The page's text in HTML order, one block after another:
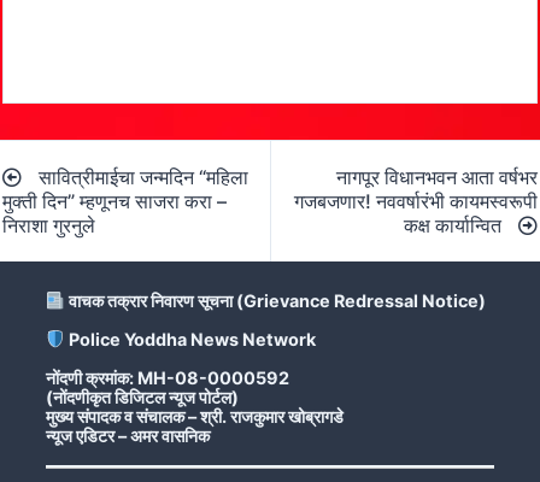
navigation
सावित्रीमाईचा जन्मदिन “महिला
मुक्ती दिन” म्हणूनच साजरा करा –
निराशा गुरनुले
नागपूर विधानभवन आता वर्षभर
गजबजणार! नववर्षारंभी कायमस्वरूपी
कक्ष कार्यान्वित
वाचक तक्रार निवारण सूचना (Grievance Redressal Notice)
Police Yoddha News Network
नोंदणी क्रमांक: MH-08-0000592
(नोंदणीकृत डिजिटल न्यूज पोर्टल)
मुख्य संपादक व संचालक – श्री. राजकुमार खोब्रागडे
न्यूज एडिटर – अमर वासनिक